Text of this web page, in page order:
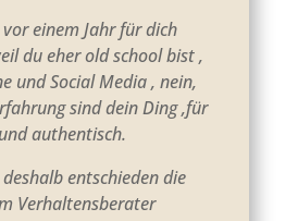
einem Jahr für dich
du eher old school bist ,
und Social Media , nein,
sind dein Ding ,für
authentisch.
entschieden die
Verhaltensberater